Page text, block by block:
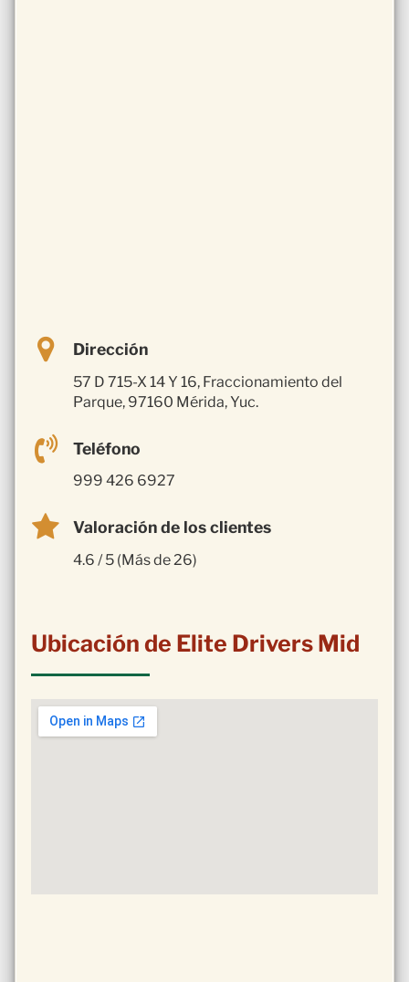
Dirección
57 D 715-X 14 Y 16, Fraccionamiento del
Parque, 97160 Mérida, Yuc.
Teléfono
999 426 6927
Valoración de los clientes
4.6 / 5 (Más de 26)
Ubicación de Elite Drivers Mid